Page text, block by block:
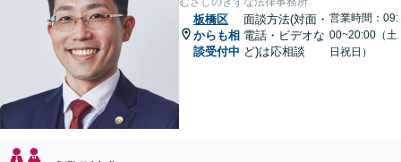
板橋区
からも相
談受付中
面談方法(対面・
電話・ビデオな
ど)は応相談
営業時間：09:
00~20:00（土
日祝日）